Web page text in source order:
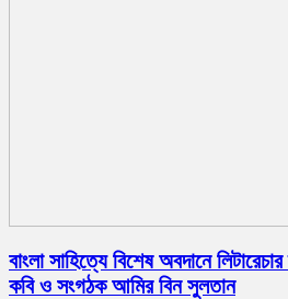
বাংলা সাহিত্যে বিশেষ অবদানে
কবি ও সংগঠক আমির বিন সুলতান